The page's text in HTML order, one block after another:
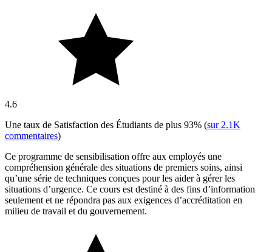
4.6
Une taux de Satisfaction des Étudiants de plus 93% (sur 2.1K
commentaires)
Ce programme de sensibilisation offre aux employés une
compréhension générale des situations de premiers soins, ainsi
qu’une série de techniques conçues pour les aider à gérer les
situations d’urgence. Ce cours est destiné à des fins d’information
seulement et ne répondra pas aux exigences d’accréditation en
milieu de travail et du gouvernement.